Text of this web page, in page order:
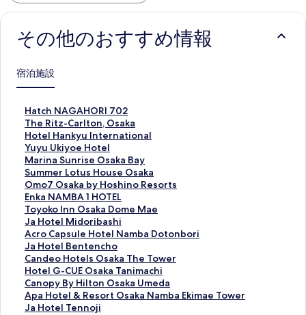
その他のおすすめ情報
宿泊施設
Hatch NAGAHORI 702
H
a
t
c
h
N
A
G
A
H
O
R
I
7
0
2
の
The Ritz-Carlton, Osaka
T
h
e
R
i
t
z
-
C
a
r
l
t
o
n
,
Hotel Hankyu International
H
o
t
e
l
H
a
n
k
y
u
I
n
t
e
Yuyu Ukiyoe Hotel
Y
u
y
u
U
k
i
y
o
e
H
o
t
e
Marina Sunrise Osaka Bay
M
a
r
i
n
a
S
u
n
r
i
s
e
Summer Lotus House Osaka
S
u
m
m
e
r
L
o
t
u
s
H
Omo7 Osaka by Hoshino Resorts
O
m
o
7
O
s
a
k
a
b
y
Enka NAMBA 1 HOTEL
E
n
k
a
N
A
M
B
A
1
Toyoko Inn Osaka Dome Mae
T
o
y
o
k
o
I
n
n
Ja Hotel Midoribashi
J
a
H
o
t
e
l
M
Acro Capsule Hotel Namba Dotonbori
A
c
r
o
C
a
p
Ja Hotel Bentencho
J
a
H
o
t
e
Candeo Hotels Osaka The Tower
C
a
n
d
e
Hotel G-CUE Osaka Tanimachi
H
o
t
e
Canopy By Hilton Osaka Umeda
C
a
n
Apa Hotel & Resort Osaka Namba Ekimae Tower
A
p
Ja Hotel Tennoji
J